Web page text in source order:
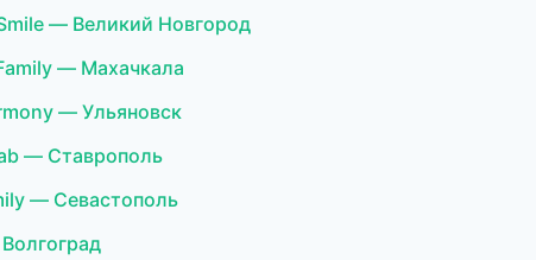
— Великий Новгород
— Махачкала
— Ульяновск
— Ставрополь
— Севастополь